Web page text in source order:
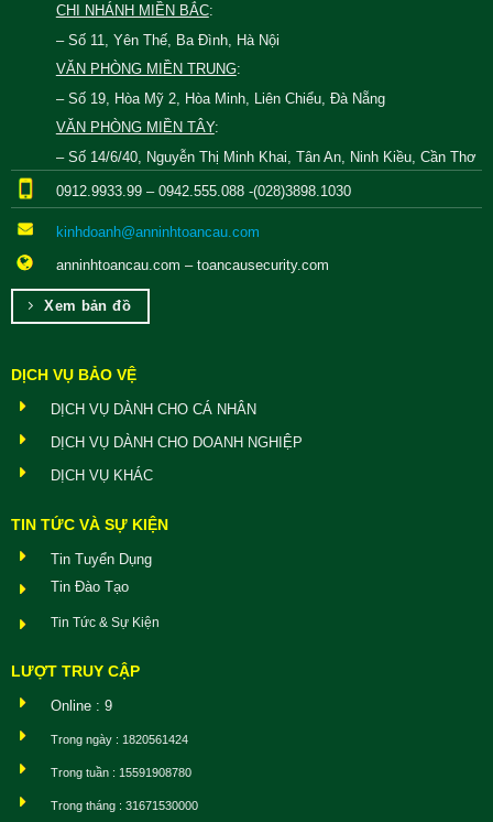
CHI NHÁNH MIỀN BẮC:
– Số 11, Yên Thế, Ba Đình, Hà Nội
VĂN PHÒNG MIỀN TRUNG:
– Số 19, Hòa Mỹ 2, Hòa Minh, Liên Chiểu, Đà Nẵng
VĂN PHÒNG MIỀN TÂY:
– Số 14/6/40, Nguyễn Thị Minh Khai, Tân An, Ninh Kiều, Cần Thơ
0912.9933.99 – 0942.555.088 -(028)3898.1030
kinhdoanh@anninhtoancau.com
anninhtoancau.com – toancausecurity.com
Xem bản đồ
DỊCH VỤ BẢO VỆ
DỊCH VỤ DÀNH CHO CÁ NHÂN
DỊCH VỤ DÀNH CHO DOANH NGHIỆP
DỊCH VỤ KHÁC
TIN TỨC VÀ SỰ KIỆN
Tin Tuyển Dụng
Tin Đào Tạo
Tin Tức & Sự Kiện
LƯỢT TRUY CẬP
Online : 9
Trong ngày : 1820561424
Trong tuần : 15591908780
Trong tháng : 31671530000